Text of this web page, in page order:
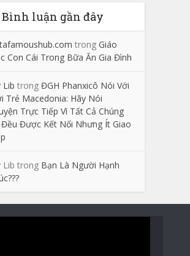
Bình luận gần đây
trong Giáo
Con Cái Trong Bữa Ăn Gia Đình
Lib trong ĐGH Phanxicô Nói Với
Trẻ Macedonia: Hãy Nói
Trực Tiếp Vì Tất Cả Chúng
Đều Được Kết Nối Nhưng Ít Giao
Lib trong Bạn Là Người Hạnh